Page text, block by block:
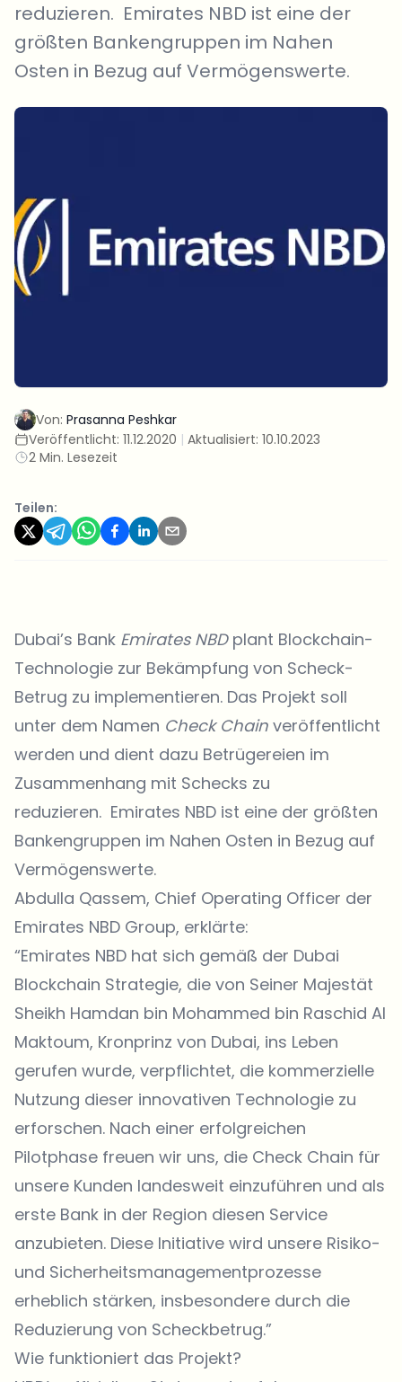
reduzieren. Emirates NBD ist eine der
größten Bankengruppen im Nahen
Osten in Bezug auf Vermögenswerte.
Von: Prasanna Peshkar
Veröffentlicht: 11.12.2020 | Aktualisiert: 10.10.2023
2 Min. Lesezeit
Teilen:
Dubai’s Bank Emirates NBD plant Blockchain-
Technologie zur Bekämpfung von Scheck-
Betrug zu implementieren. Das Projekt soll
unter dem Namen Check Chain veröffentlicht
werden und dient dazu Betrügereien im
Zusammenhang mit Schecks zu
reduzieren. Emirates NBD ist eine der größten
Bankengruppen im Nahen Osten in Bezug auf
Vermögenswerte.
Abdulla Qassem, Chief Operating Officer der
Emirates NBD Group, erklärte:
“Emirates NBD hat sich gemäß der Dubai
Blockchain Strategie, die von Seiner Majestät
Sheikh Hamdan bin Mohammed bin Raschid Al
Maktoum, Kronprinz von Dubai, ins Leben
gerufen wurde, verpflichtet, die kommerzielle
Nutzung dieser innovativen Technologie zu
erforschen. Nach einer erfolgreichen
Pilotphase freuen wir uns, die Check Chain für
unsere Kunden landesweit einzuführen und als
erste Bank in der Region diesen Service
anzubieten. Diese Initiative wird unsere Risiko-
und Sicherheitsmanagementprozesse
erheblich stärken, insbesondere durch die
Reduzierung von Scheckbetrug.”
Wie funktioniert das Projekt?